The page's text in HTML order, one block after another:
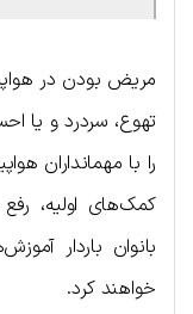
مریض بودن در
تهوع، سردرد و یا
را با مهمانداران
کمک‌های اولیه،
بانوان باردار
خواهند کرد.